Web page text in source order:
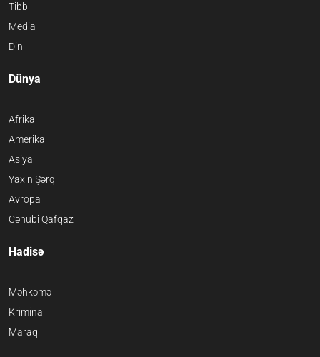
Tibb
Media
Din
Dünya
Afrika
Amerika
Asiya
Yaxın Şərq
Avropa
Cənubi Qafqaz
Hadisə
Məhkəmə
Kriminal
Maraqlı